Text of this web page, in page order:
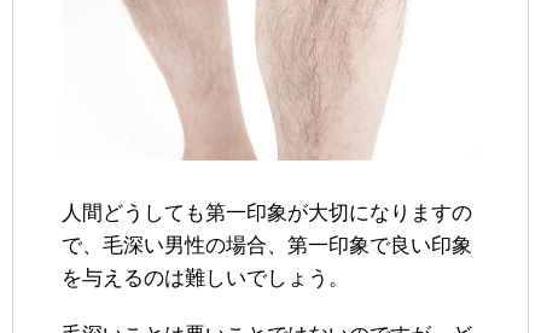
人間どうしても第一印象が大切になりますの
で、毛深い男性の場合、第一印象で良い印象
を与えるのは難しいでしょう。